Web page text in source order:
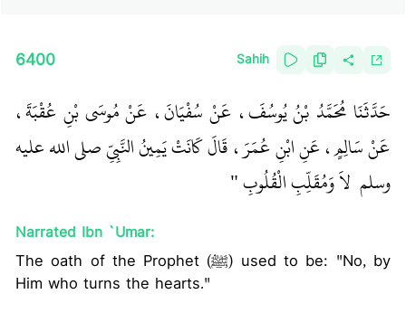
6400 Sahih
حَدَّثَنَا مُحَمَّدُ بْنُ يُوسُفَ، عَنْ سُفْيَانَ، عَنْ مُوسَى بْنِ عُقْبَةَ،
عَنْ سَالِمٍ، عَنِ ابْنِ عُمَرَ، قَالَ كَانَتْ يَمِينُ النَّبِيِّ صلى الله عليه
وسلم ‏ ‏ لاَ وَمُقَلِّبِ الْقُلُوبِ ‏"
Narrated Ibn `Umar:
The oath of the Prophet (ﷺ) used to be: "No, by
Him who turns the hearts."